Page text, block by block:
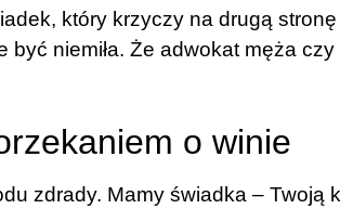
który krzyczy na drugą stronę
niemiła. Że adwokat męża
o winie
zdrady. Mamy świadka – Twoją